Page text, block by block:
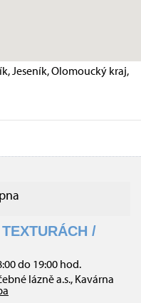
Jeseník, Olomoucký kraj,
/
do 19:00 hod.
lázně a.s., Kavárna